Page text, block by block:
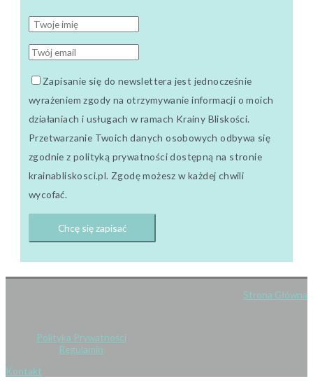
Zapisanie się do newslettera jest jednocześnie
wyrażeniem zgody na otrzymywanie informacji o moich
działaniach i usługach w ramach Krainy Bliskości.
Przetwarzanie Twoich danych osobowych odbywa się
zgodnie z polityką prywatności dostępną na stronie
krainabliskosci.pl. Zgodę możesz w każdej chwili
wycofać.
Strona Główna
Polityka Prywatności
Regulamin
Kontakt